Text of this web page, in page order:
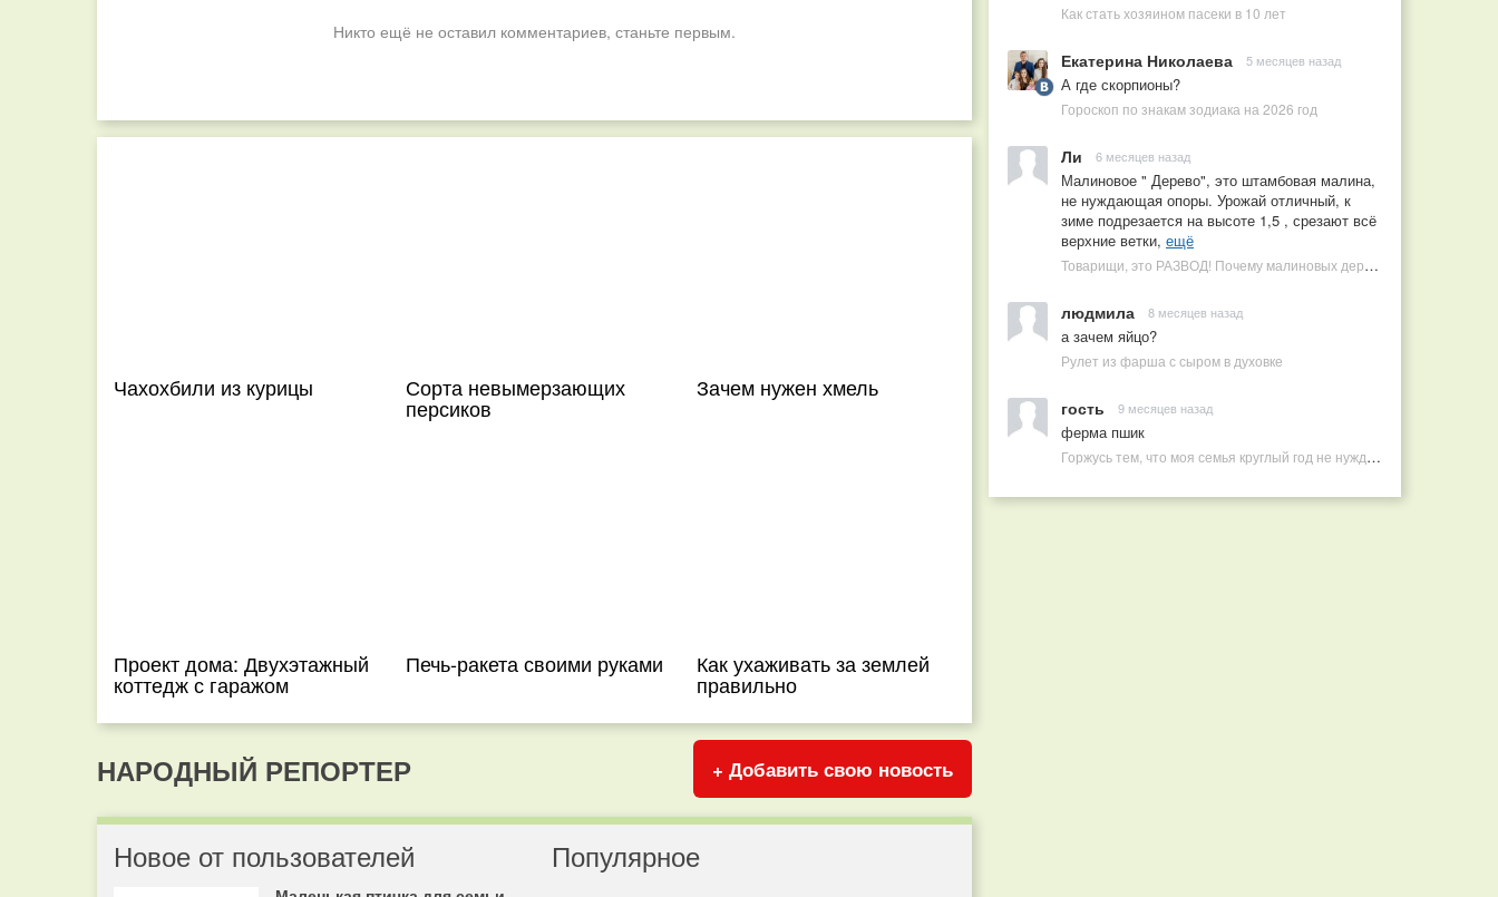
Никто ещё не оставил комментариев, станьте первым.
Чахохбили из курицы Сорта невымерзающих
персиков
Зачем нужен хмель
Проект дома: Двухэтажный
коттедж с гаражом
Печь-ракета своими руками Как ухаживать за землей
правильно
НАРОДНЫЙ РЕПОРТЕР + Добавить свою новость
Новое от пользователей Популярное
Как стать хозяином пасеки в 10 лет
Екатерина Николаева 5 месяцев назад
А где скорпионы?
Гороскоп по знакам зодиака на 2026 год
Ли 6 месяцев назад
Малиновое " Дерево", это штамбовая малина,
не нуждающая опоры. Урожай отличный, к
зиме подрезается на высоте 1,5 , срезают всё
верхние ветки, ещё
Товарищи, это РАЗВОД! Почему малиновых деревьев не бывает, или Как ушлые продавцы наживаются на мечтах садоводов
людмила 8 месяцев назад
а зачем яйцо?
Рулет из фарша с сыром в духовке
гость 9 месяцев назад
ферма пшик
Горжусь тем, что моя семья круглый год не нуждается в покупных витаминах